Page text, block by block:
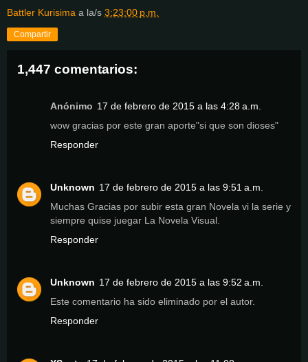
Battler Kurisima a la/s 3:23:00 p.m.
Compartir
1,447 comentarios:
Anónimo 17 de febrero de 2015 a las 4:28 a.m.
wow gracias por este gran aporte"si que son dioses"
Responder
Unknown 17 de febrero de 2015 a las 9:51 a.m.
Muchas Gracias por subir esta gran Novela vi la serie y
siempre quise juegar La Novela Visual.
Responder
Unknown 17 de febrero de 2015 a las 9:52 a.m.
Este comentario ha sido eliminado por el autor.
Responder